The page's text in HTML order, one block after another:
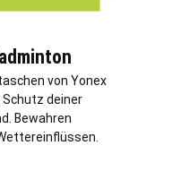
von Yonex
Schutz deiner
Bewahren